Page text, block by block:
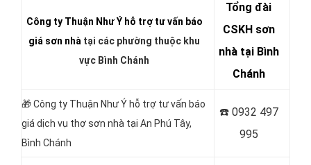
Công ty Thuận Như Ý hỗ trợ tư vấn báo
giá sơn nhà tại các phường thuộc khu
vực Bình Chánh
Tổng đài
CSKH sơn
nhà tại Bình
Chánh
🎁 Công ty Thuận Như Ý hỗ trợ tư vấn báo
giá dịch vụ thợ sơn nhà tại An Phú Tây,
Bình Chánh
☎️0932 497
995